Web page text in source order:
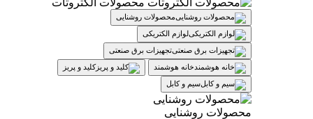
محصولات الکتروتات
محصولات روشنایی
لوازم الکتریکی
تجهیزات برق صنعتی
خانه هوشمند
کلید و پریز
سیم و کابل
محصولات روشنایی